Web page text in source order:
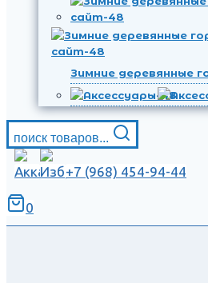
Зимние деревянные
поиск товаров...
+7 (968) 454-94-44
0